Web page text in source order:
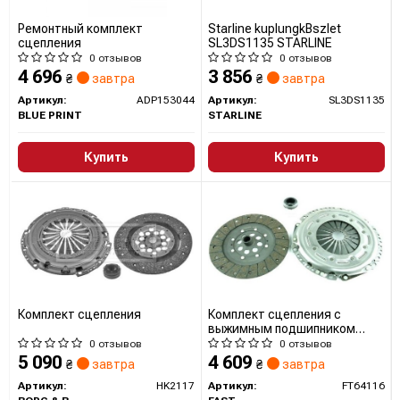
Ремонтный комплект
сцепления
0 отзывов
4 696 ₴ завтра
Артикул:
ADP153044
BLUE PRINT
Купить
Starline kuplungkВszlet
SL3DS1135 STARLINE
0 отзывов
3 856 ₴ завтра
Артикул:
SL3DS1135
STARLINE
Купить
Комплект сцепления
0 отзывов
5 090 ₴ завтра
Артикул:
HK2117
Комплект сцепления с
выжимным подшипником
Citroen Berlingo II, C4,
C5/Peugeot 308 1.6 Hdi (08-)
(FT64116) Fast
0 отзывов
4 609 ₴ завтра
Артикул:
FT64116